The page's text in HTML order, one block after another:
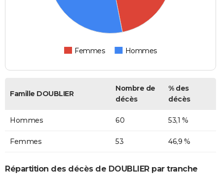
Femmes Hommes
Famille DOUBLIER
Nombre de
décès
% des
décès
Hommes 60 53,1 %
Femmes 53 46,9 %
Répartition des décès de DOUBLIER par tranche